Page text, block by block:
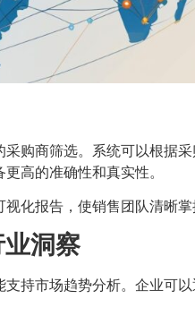
购商筛选。系统可以根据
高的准确性和真实性。
化报告，使销售团队清晰
洞察
持市场趋势分析。企业可